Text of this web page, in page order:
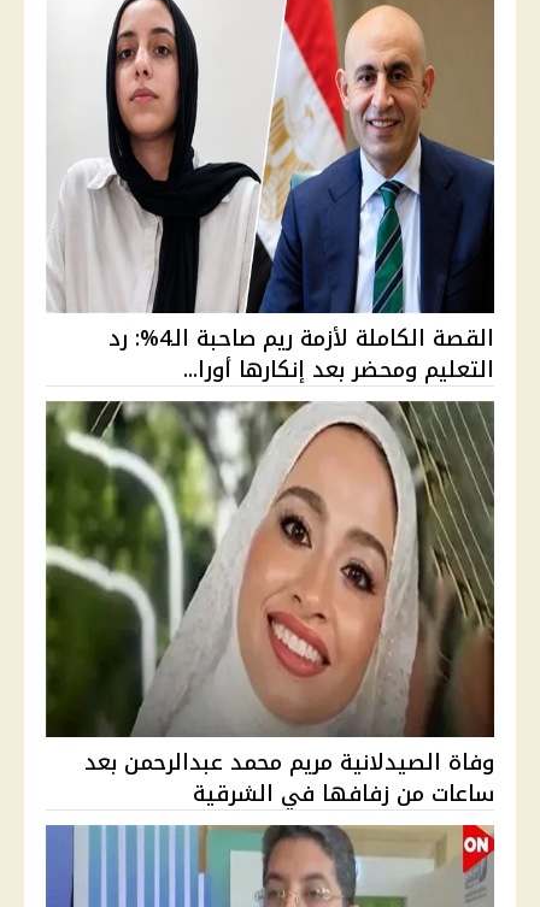
القصة الكاملة لأزمة ريم صاحبة الـ4%: رد
التعليم ومحضر بعد إنكارها أورا...
وفاة الصيدلانية مريم محمد عبدالرحمن بعد
ساعات من زفافها في الشرقية